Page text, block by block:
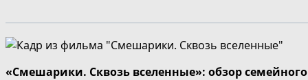
«Смешарики. Сквозь вселенные»: обзор